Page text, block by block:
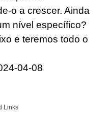
o a crescer. Ainda
nível específico?
e teremos todo o
04-08
Links